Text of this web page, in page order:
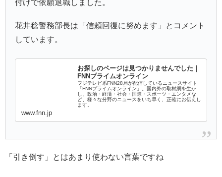
付けで依願退職しました。
花井稔警務部長は「信頼回復に努めます」とコメント
しています。
お探しのページは見つかりませんでした｜
FNNプライムオンライン
フジテレビ系FNN28局が配信しているニュースサイト
「FNNプライムオンライン」。国内外の取材網を生か
し、政治・経済・社会・国際・スポーツ・エンタメな
ど、様々な分野のニュースをいち早く、正確にお伝えし
ます。
www.fnn.jp
「引き倒す」とはあまり使わない言葉ですね